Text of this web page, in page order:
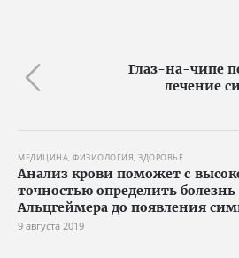
Глаз-на-чипе
лечение
МЕДИЦИНА, ФИЗИОЛОГИЯ, ЗДОРОВЬЕ
Анализ крови поможет с
точностью определить болезнь
Альцгеймера до появления
9 августа 2019